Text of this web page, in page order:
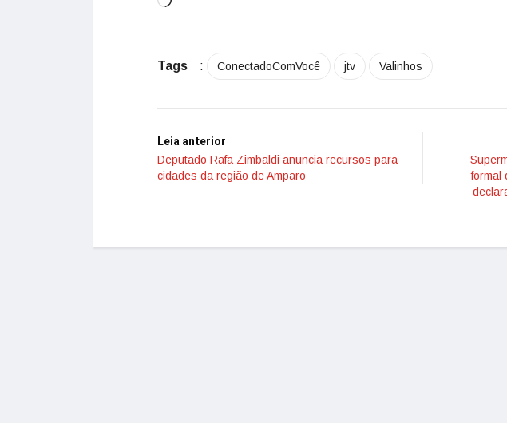
Tags : ConectadoComVocê jtv Valinhos
Leia anterior
Deputado Rafa Zimbaldi anuncia recursos para
cidades da região de Amparo
formal